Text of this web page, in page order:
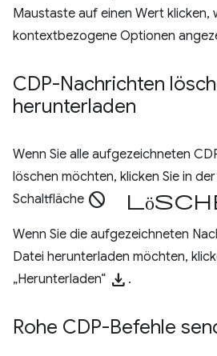
Maustaste auf einen Wert klicken,
kontextbezogene Optionen
CDP-Nachrichten
herunterladen
Wenn Sie alle aufgezeichneten
löschen möchten, klicken Sie in
Schaltfläche Block
Wenn Sie die aufgezeichneten
Datei herunterladen möchten,
„Herunterladen“ download .
Rohe CDP-Befehle